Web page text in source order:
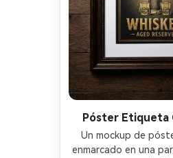
Póster Etiqueta
Un mockup de
enmarcado en una